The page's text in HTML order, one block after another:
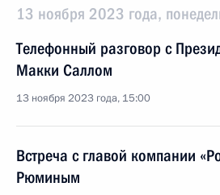
13 ноября 2023 года,
Телефонный разговор с
Макки Саллом
13 ноября 2023 года, 15:00
Встреча с главой компании
Рюминым